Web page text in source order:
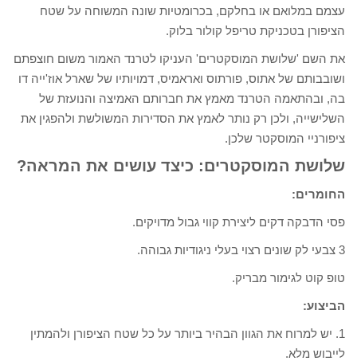
עצמם במלואם או בחלקם, בכרומטיות שונה המשוחה על שטח
הציפורן בטכניקת טריפל קולור בלוק.
את השם 'שלושת המוסקטרים' העניקו לטרנד האמור משום חוצפתם
ושובבותם של אתוס, פורתוס ואראמיס, דמויותיו של שארל אוז'ייה דו
בה, ובהתאמה הטרנד מאמץ את חברותם האמיצה והנועזת של
השלישייה, ולכן רק נותר לאמץ את הסדירות המשולשת ולהפגין את
ציפורניי המוסקטר שלכן.
שלושת המוסקטרים: כיצד עושים את המראה?
החומרים:
פסי הדבקה דקים ליצירת קווי גבול מדויקים.
3 צבעי לק שונים רצוי בעלי ניגודיות גבוהה.
טופ קוט לגימור מבריק.
הביצוע:
1. יש למרוח את הגוון הבהיר ביותר על כל שטח הציפורן ולהמתין
לייבוש מלא.